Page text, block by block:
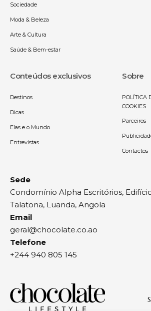
Sociedade
Moda & Beleza
Arte & Cultura
Saúde & Bem-estar
Conteúdos exclusivos
Destinos
Dicas
Elas e o Mundo
Entrevistas
Sobre
POLÍTICA
COOKIES
Parceiros
Contactos
Sede
Condomínio Alpha Escritórios,
Talatona, Luanda, Angola
Email
geral@chocolate.co.ao
Telefone
+244 940 805 145